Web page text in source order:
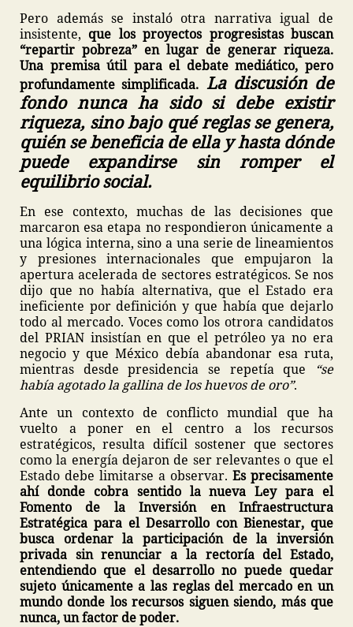
Pero además se instaló otra narrativa igual de
insistente, que los proyectos progresistas buscan
“repartir pobreza” en lugar de generar riqueza.
Una premisa útil para el debate mediático, pero
profundamente simplificada. La discusión de
fondo nunca ha sido si debe existir
riqueza, sino bajo qué reglas se genera,
quién se beneficia de ella y hasta dónde
puede expandirse sin romper el
equilibrio social.
En ese contexto, muchas de las decisiones que
marcaron esa etapa no respondieron únicamente a
una lógica interna, sino a una serie de lineamientos
y presiones internacionales que empujaron la
apertura acelerada de sectores estratégicos. Se nos
dijo que no había alternativa, que el Estado era
ineficiente por definición y que había que dejarlo
todo al mercado. Voces como los otrora candidatos
del PRIAN insistían en que el petróleo ya no era
negocio y que México debía abandonar esa ruta,
mientras desde presidencia se repetía que
“se
había agotado la gallina de los huevos de oro”.
Ante un contexto de conflicto mundial que ha
vuelto a poner en el centro a los recursos
estratégicos, resulta difícil sostener que sectores
como la energía dejaron de ser relevantes o que el
Estado debe limitarse a observar. Es precisamente
ahí donde cobra sentido la nueva Ley para el
Fomento de la Inversión en Infraestructura
Estratégica para el Desarrollo con Bienestar, que
busca ordenar la participación de la inversión
privada sin renunciar a la rectoría del Estado,
entendiendo que el desarrollo no puede quedar
sujeto únicamente a las reglas del mercado en un
mundo donde los recursos siguen siendo, más que
nunca, un factor de poder.